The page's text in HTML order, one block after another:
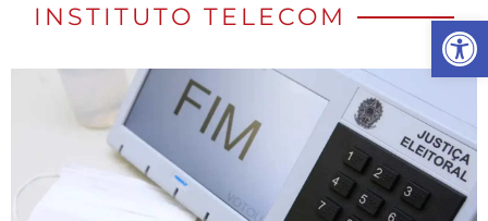
Abrir
INSTITUTO TELECOM